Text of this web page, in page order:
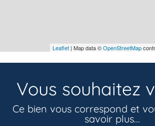
Leaflet | Map data ©OpenStreetMap
Vous souhaitez
Ce bien vous correspond et
savoir plus...